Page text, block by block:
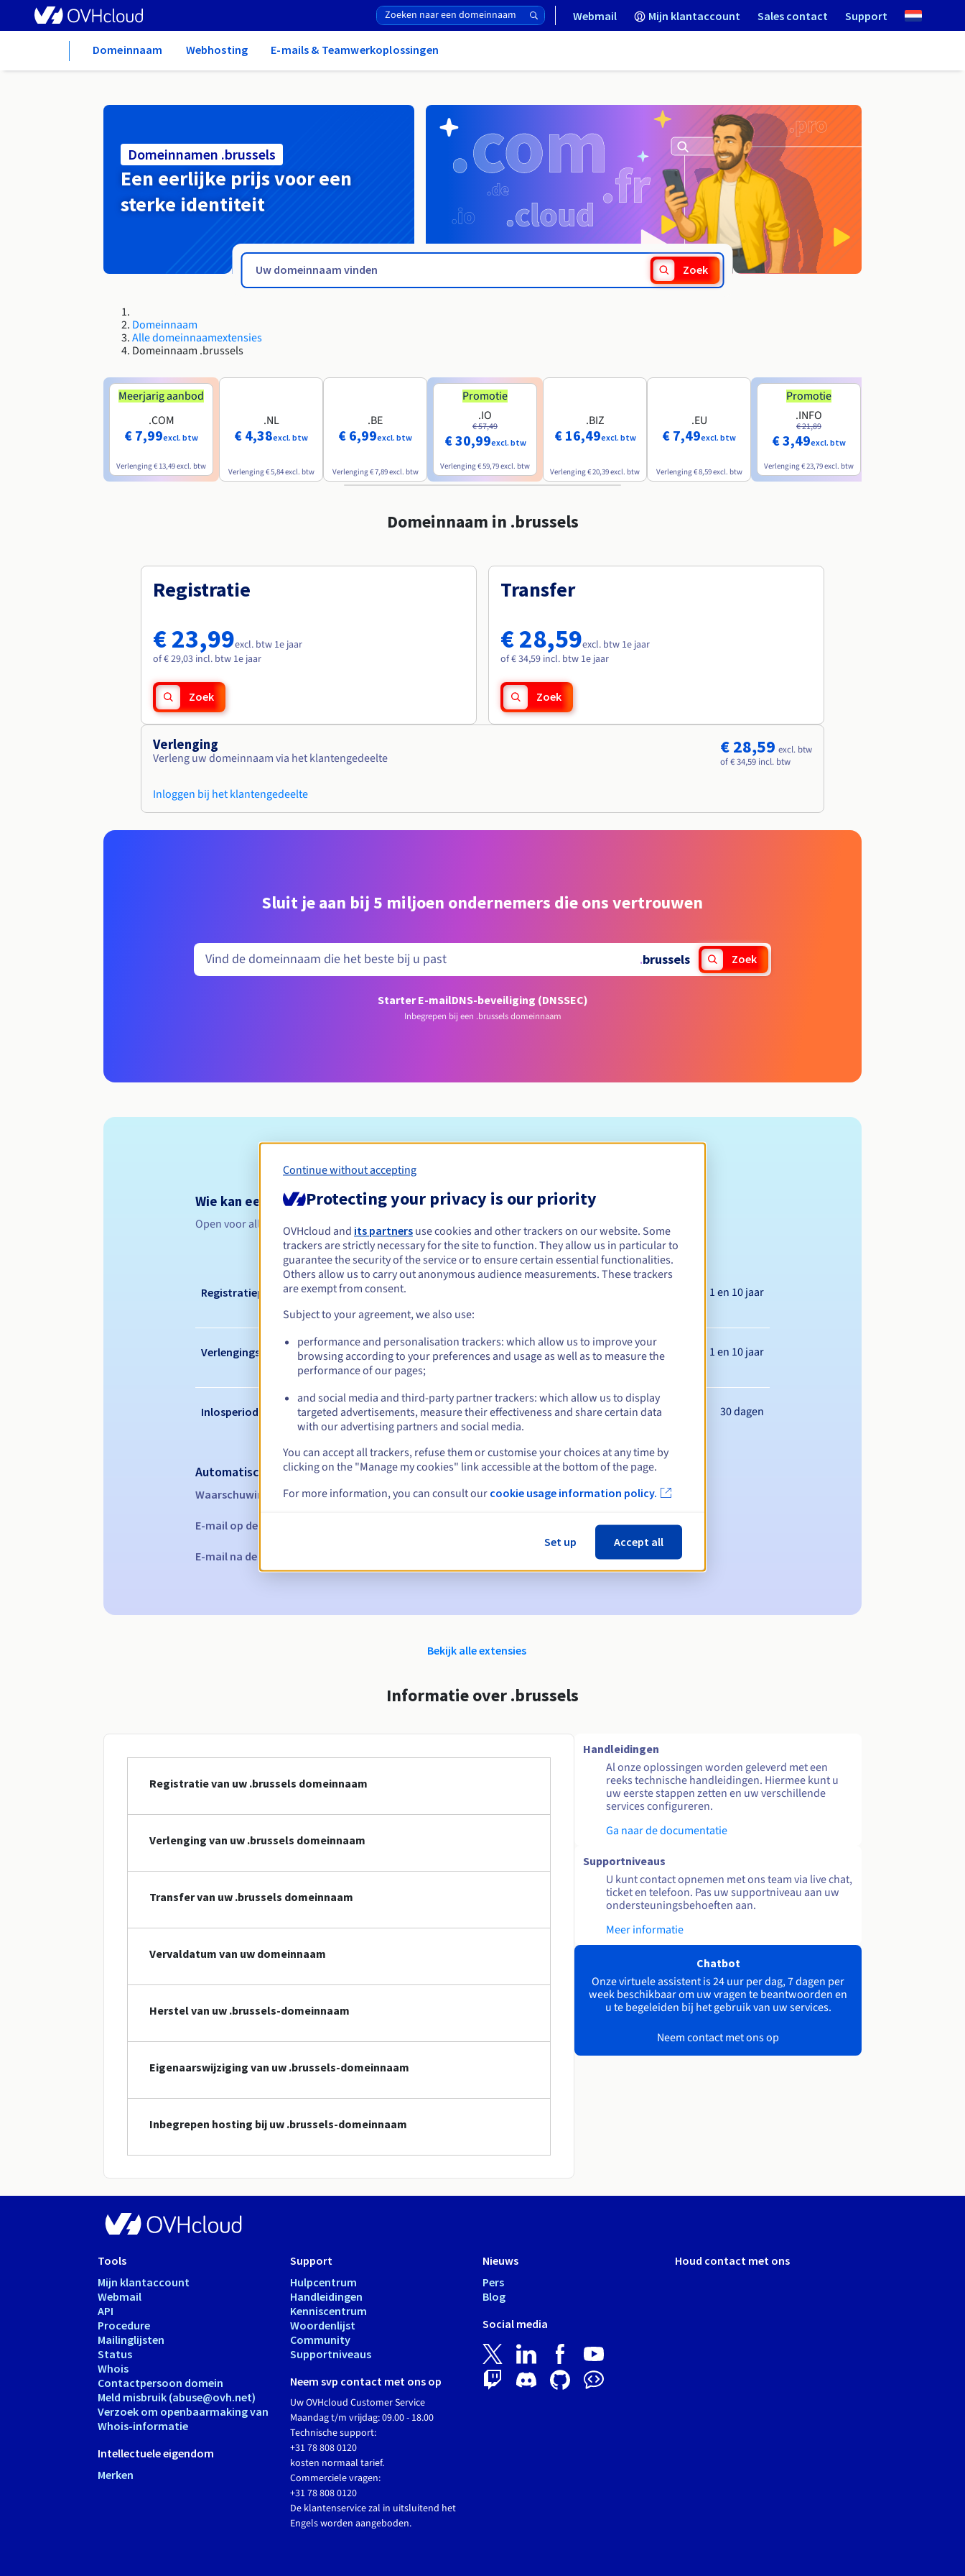
Webmail Mijn klantaccount Sales contact Support
Domeinnaam Webhosting E-mails & Teamwerkoplossingen
Domeinnamen .brussels
Een eerlijke prijs voor een
sterke identiteit
Zoek
Domeinnaam
Alle domeinnaamextensies
Domeinnaam .brussels
Meerjarig aanbod
.COM
€ 7,99excl. btw
Verlenging € 13,49excl. btw
.NL
€ 4,38excl. btw
Verlenging € 5,84excl. btw
.BE
€ 6,99excl. btw
Verlenging € 7,89excl. btw
Promotie
.IO
€ 57,49
€ 30,99excl. btw
Verlenging € 59,79excl. btw
.BIZ
€ 16,49excl. btw
Verlenging € 20,39excl. btw
.EU
€ 7,49excl. btw
Verlenging € 8,59excl. btw
Promotie
.INFO
€ 21,89
€ 3,49excl. btw
Verlenging € 23,79excl. btw
Domeinnaam in .brussels
Registratie
€ 23,99excl. btw 1e jaar
of € 29,03 incl. btw 1e jaar
Zoek
Transfer
€ 28,59excl. btw 1e jaar
of € 34,59 incl. btw 1e jaar
Zoek
Verlenging
Verleng uw domeinnaam via het klantengedeelte
Inloggen bij het klantengedeelte
€ 28,59 excl. btw
of € 34,59 incl. btw
Sluit je aan bij 5 miljoen ondernemers die ons vertrouwen
.brussels Zoek
Starter E-mailDNS-beveiliging (DNSSEC)
Inbegrepen bij een .brussels domeinnaam
Toelatingsvoorwaarden
Wie kan een .brussels registreren?
Open voor alle natuurlijke of rechtspersonen, zonder geografische beperking.
Beheerregels en meldingen
Registratieperiode Tussen 1 en 10 jaar
Verlengingsperiode Tussen 1 en 10 jaar
Inlosperiode 30 dagen
Automatische meldingen:
Waarschuwings-e-mails:60, 30, 15, 7 en 3 dagen vóór de vervaldatum
E-mail op de vervaldatum
E-mail na de Redemption Grace Period om de verwijdering van de domeinnaam te melden
Bekijk alle extensies
Informatie over .brussels
Registratie van uw .brussels domeinnaam
Verlenging van uw .brussels domeinnaam
Transfer van uw .brussels domeinnaam
Vervaldatum van uw domeinnaam
Herstel van uw .brussels-domeinnaam
Eigenaarswijziging van uw .brussels-domeinnaam
Inbegrepen hosting bij uw .brussels-domeinnaam
Handleidingen
Al onze oplossingen worden geleverd met een
reeks technische handleidingen. Hiermee kunt u
uw eerste stappen zetten en uw verschillende
services configureren.
Ga naar de documentatie
Supportniveaus
U kunt contact opnemen met ons team via live chat,
ticket en telefoon. Pas uw supportniveau aan uw
ondersteuningsbehoeften aan.
Meer informatie
Chatbot
Onze virtuele assistent is 24 uur per dag, 7 dagen per
week beschikbaar om uw vragen te beantwoorden en
u te begeleiden bij het gebruik van uw services.
Neem contact met ons op
Tools
Mijn klantaccount
Webmail
API
Procedure
Mailinglijsten
Status
Whois
Contactpersoon domein
Meld misbruik (abuse@ovh.net)
Verzoek om openbaarmaking van
Whois-informatie
Intellectuele eigendom
Merken
Support
Hulpcentrum
Handleidingen
Kenniscentrum
Woordenlijst
Community
Supportniveaus
Neem svp contact met ons op
Uw OVHcloud Customer Service
Maandag t/m vrijdag: 09.00 - 18.00
Technische support:
+31 78 808 0120
kosten normaal tarief.
Commerciele vragen:
+31 78 808 0120
De klantenservice zal in uitsluitend het
Engels worden aangeboden.
Nieuws
Pers
Blog
Social media
Houd contact met ons
Continue without accepting
Protecting your privacy is our priority
OVHcloud and its partners use cookies and other trackers on our website. Some
trackers are strictly necessary for the site to function. They allow us in particular to
guarantee the security of the service or to ensure certain essential functionalities.
Others allow us to carry out anonymous audience measurements. These trackers
are exempt from consent.
Subject to your agreement, we also use:
performance and personalisation trackers: which allow us to improve your
browsing according to your preferences and usage as well as to measure the
performance of our pages;
and social media and third-party partner trackers: which allow us to display
targeted advertisements, measure their effectiveness and share certain data
with our advertising partners and social media.
You can accept all trackers, refuse them or customise your choices at any time by
clicking on the "Manage my cookies" link accessible at the bottom of the page.
For more information, you can consult our cookie usage information policy.
Set up Accept all